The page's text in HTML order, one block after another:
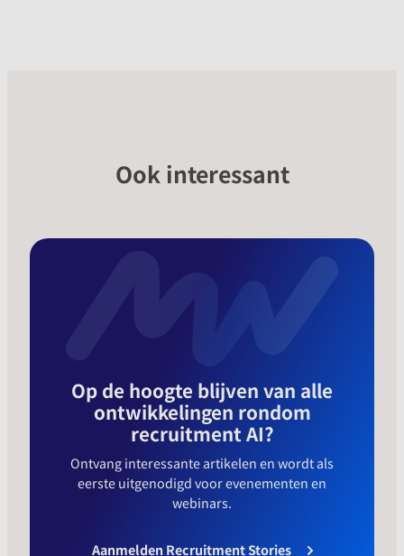
Ook interessant
Op de hoogte blijven van alle
ontwikkelingen rondom
recruitment AI?
Ontvang interessante artikelen en wordt als
eerste uitgenodigd voor evenementen en
webinars.
Aanmelden Recruitment Stories